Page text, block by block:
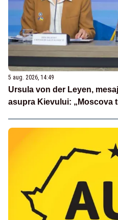
5 aug. 2026, 14:49
Ursula von der Leyen,
asupra Kievului: „Moscova